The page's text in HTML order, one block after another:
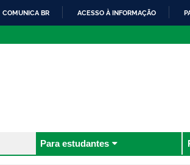
COMUNICA BR ACESSO À INFORMAÇÃO
Para estudantes